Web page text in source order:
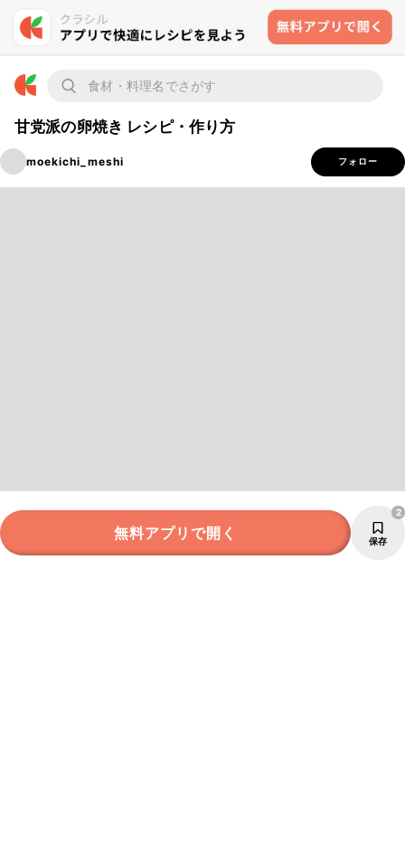
甘党派の卵焼き レシピ・作り方
moekichi_meshi フォロー
無料アプリで開く 保存
2